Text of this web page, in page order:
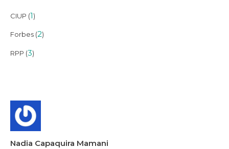
CIUP (1)
Forbes (2)
RPP (3)
Nadia Capaquira Mamani